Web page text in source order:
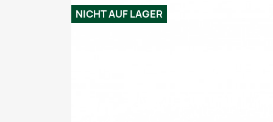
NICHT AUF LAGER